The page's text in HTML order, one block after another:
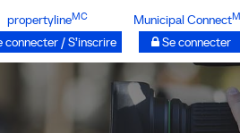
propertylineMC
connecter / S’inscrire
Municipal Connect
Se connecter